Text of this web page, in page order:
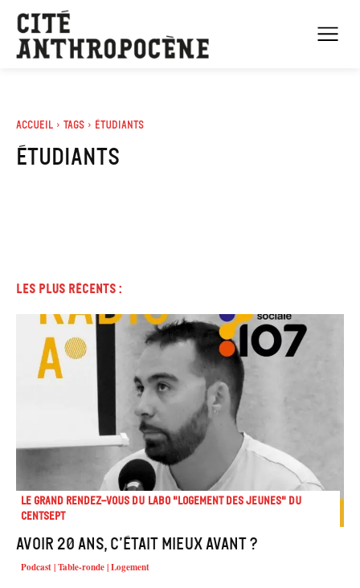
Accueil Tags étudiants
étudiants
Les plus récents :
Le Grand Rendez-vous du Labo "Logement des jeunes" du
Centsept
Avoir 20 ans, c’était mieux avant ?
Podcast | Table-ronde | Logement